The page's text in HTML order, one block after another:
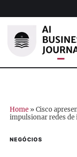
Home » Cisco
impulsionar redes
NEGÓCIOS